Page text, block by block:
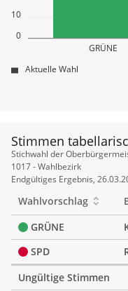
0
10
GRÜNE
Aktuelle Wahl
Stimmen
Stimmen
tabellarisch
Stichwahl der
1017 - Wahlbezirk
Endgültiges Ergebnis,
Wahlvorschlag
GRÜNE
SPD
Ungültige Stimmen